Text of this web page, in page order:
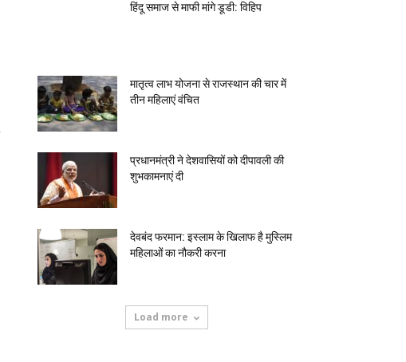
हिंदू समाज से माफी मांगे डूडी: विहिप
मातृत्व लाभ योजना से राजस्थान की चार में
तीन महिलाएं वंचित
प्रधानमंत्री ने देशवासियों को दीपावली की
शुभकामनाएं दी
देवबंद फरमान: इस्लाम के खिलाफ है मुस्लिम
महिलाओं का नौकरी करना
Load more